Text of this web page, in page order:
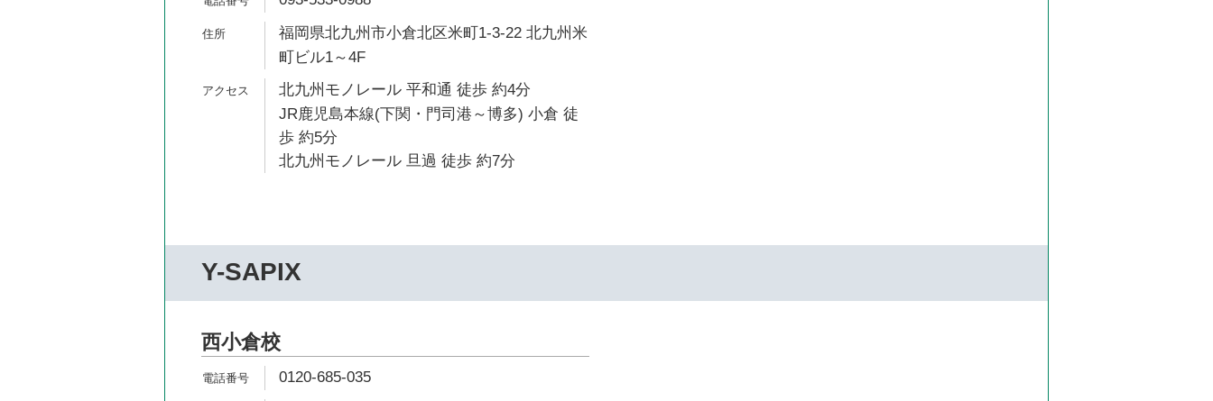
福岡県北九州市小倉北区米町1-3-22 北九州米
町ビル1～4F
北九州モノレール 平和通 徒歩 約4分
JR鹿児島本線(下関・門司港～博多) 小倉 徒
歩 約5分
北九州モノレール 旦過 徒歩 約7分
Y-SAPIX
西小倉校
0120-685-035